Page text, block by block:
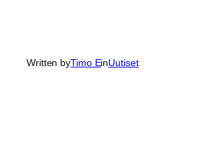
Written byTimo EinUutiset